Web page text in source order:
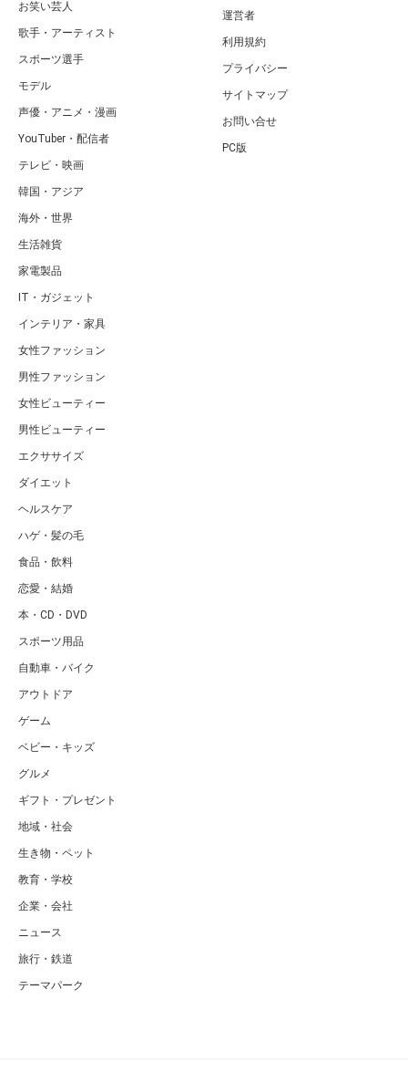
お笑い芸人
歌手・アーティスト
スポーツ選手
モデル
声優・アニメ・漫画
YouTuber・配信者
テレビ・映画
韓国・アジア
海外・世界
生活雑貨
家電製品
IT・ガジェット
インテリア・家具
女性ファッション
男性ファッション
女性ビューティー
男性ビューティー
エクササイズ
ダイエット
ヘルスケア
ハゲ・髪の毛
食品・飲料
恋愛・結婚
本・CD・DVD
スポーツ用品
自動車・バイク
アウトドア
ゲーム
ベビー・キッズ
グルメ
ギフト・プレゼント
地域・社会
生き物・ペット
教育・学校
企業・会社
ニュース
旅行・鉄道
テーマパーク
運営者
利用規約
プライバシー
サイトマップ
お問い合せ
PC版